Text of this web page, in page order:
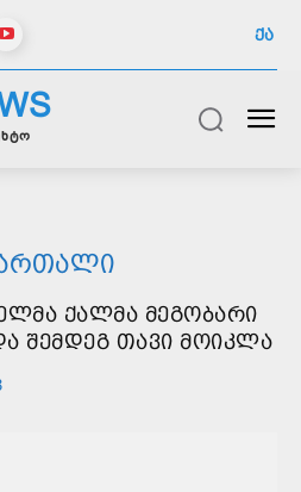
ᲥᲐ
ᲥᲐᲚᲛᲐ ᲛᲔᲒᲝᲑᲐᲠᲘ
ᲨᲔᲛᲓᲔᲒ ᲗᲐᲕᲘ ᲛᲝᲘᲙᲚᲐ